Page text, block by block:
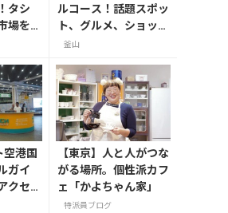
タシ
場を
ルコース！話題スポッ
ト、グルメ、ショッピ
ングを満喫
釜山
空港国
ガイ
クセ
情報et
【東京】人と人がつな
がる場所。個性派カフ
ェ「かよちゃん家」
特派員ブログ